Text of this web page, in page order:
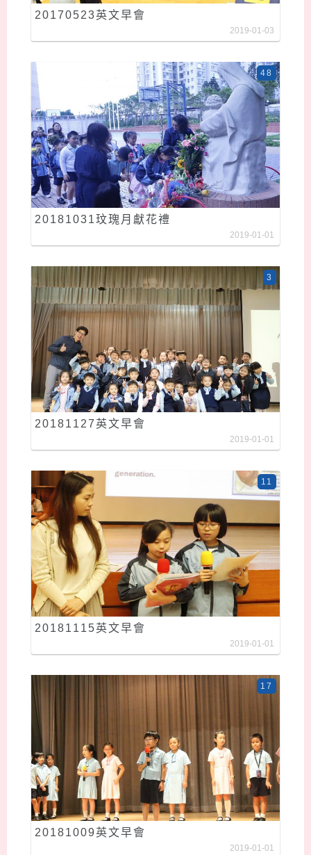
20170523英文早會
2019-01-03
20181031玟瑰月獻花禮
48
2019-01-01
20181127英文早會
3
2019-01-01
20181115英文早會
11
2019-01-01
20181009英文早會
17
2019-01-01